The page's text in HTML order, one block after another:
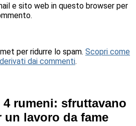
e sito web in questo browser per
per ridurre lo spam. Scopri come
dai commenti.
rumeni: sfruttavano
un lavoro da fame